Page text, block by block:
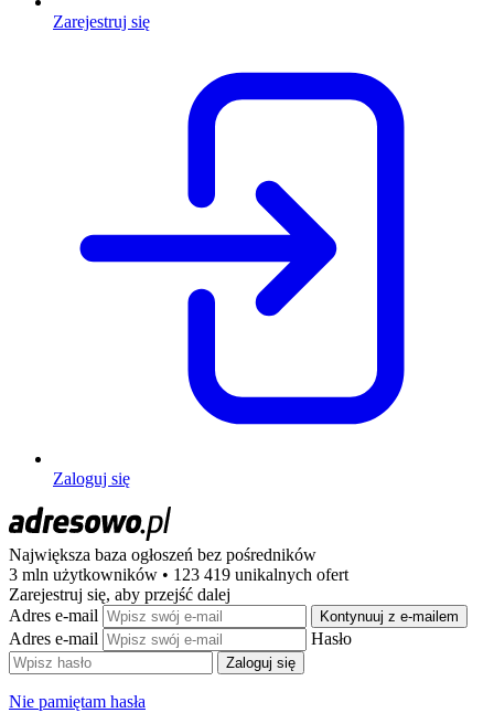
Zarejestruj się
Zaloguj się
Największa baza ogłoszeń bez pośredników
3 mln użytkowników • 123 419 unikalnych ofert
Zarejestruj się, aby przejść dalej
Adres e-mail
Kontynuuj z e-mailem
Adres e-mail Hasło
Zaloguj się
Nie pamiętam hasła